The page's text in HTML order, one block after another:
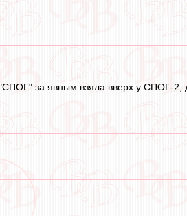
за явным взяла вверх у СПОГ-2,